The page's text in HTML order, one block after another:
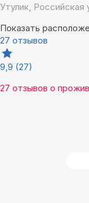
Утулик, Российская
Показать
27 отзывов
9,9 (27)
27 отзывов о